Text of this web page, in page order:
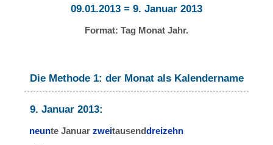
09.01.2013 = 9. Januar 2013
Format: Tag Monat Jahr.
Die Methode 1: der Monat als Kalendername
9. Januar 2013:
neunte Januar zweitausenddreizehn